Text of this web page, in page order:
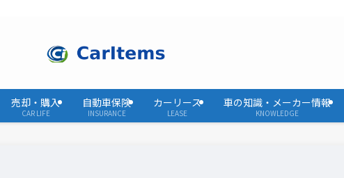
売却・購入
CAR LIFE
自動車保険
INSURANCE
カーリース
LEASE
車の知識・メーカー情報
KNOWLEDGE